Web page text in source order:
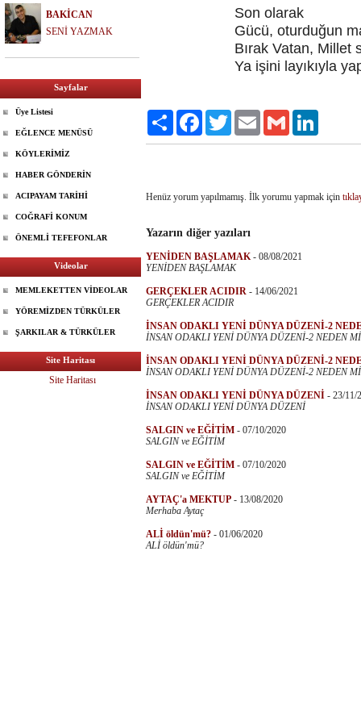
BAKİCAN
SENİ YAZMAK
Sayfalar
Üye Listesi
EĞLENCE MENÜSÜ
KÖYLERİMİZ
HABER GÖNDERİN
ACIPAYAM TARİHİ
COĞRAFİ KONUM
ÖNEMLİ TEFEFONLAR
Videolar
MEMLEKETTEN VİDEOLAR
YÖREMİZDEN TÜRKÜLER
ŞARKILAR & TÜRKÜLER
Site Haritası
Site Haritası
Son olarak
Gücü, oturduğun
Bırak Vatan, Millet
Ya işini layıkıyla yap, ya
Paylaş FacebookTwitter Email Gmail
Henüz yorum yapılmamış. İlk yorumu yapmak için
Yazarın diğer yazıları
YENİDEN BAŞLAMAK - 08/08/2021
YENİDEN BAŞLAMAK
GERÇEKLER ACIDIR - 14/06/2021
GERÇEKLER ACIDIR
İNSAN ODAKLI YENİ DÜNYA DÜZENİ-2
İNSAN ODAKLI YENİ DÜNYA DÜZENİ-2 NEDEN
İNSAN ODAKLI YENİ DÜNYA DÜZENİ-2
İNSAN ODAKLI YENİ DÜNYA DÜZENİ-2 NEDEN
İNSAN ODAKLI YENİ DÜNYA DÜZENİ - 23/11/
İNSAN ODAKLI YENİ DÜNYA DÜZENİ
SALGIN ve EĞİTİM - 07/10/2020
SALGIN ve EĞİTİM
SALGIN ve EĞİTİM - 07/10/2020
SALGIN ve EĞİTİM
AYTAÇ'a MEKTUP - 13/08/2020
Merhaba Aytaç
ALİ öldün'mü? - 01/06/2020
ALİ öldün'mü?